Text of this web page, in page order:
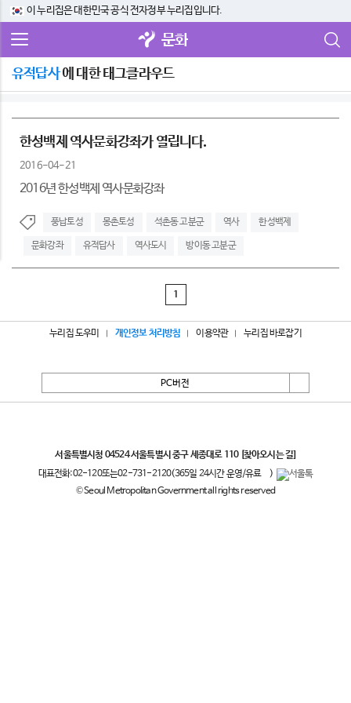
이 누리집은 대한민국 공식 전자정부 누리집입니다.
문화
유적답사에 대한 태그클라우드
한성백제 역사문화강좌가 열립니다.
2016-04-21
2016년 한성백제 역사문화강좌
풍납토성 몽촌토성 석촌동 고분군 역사 한성백제
문화강좌 유적답사 역사도시 방이동 고분군
1
누리집 도우미 개인정보 처리방침 이용약관 누리집 바로잡기
PC버전
서울특별시청 04524 서울특별시 중구 세종대로 110 [찾아오시는 길]
대표전화:02-120또는02-731-2120(365일 24시간 운영/유료
)
© Seoul Metropolitan Government all rights reserved